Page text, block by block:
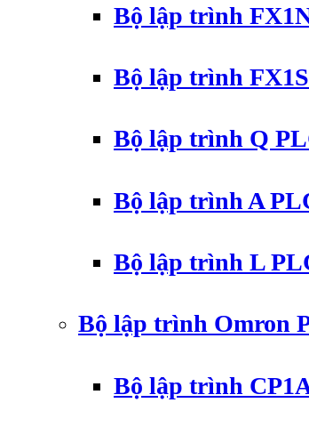
Bộ lập trình
Bộ lập trình
Bộ lập trình Q
Bộ lập trình A
Bộ lập trình L
Bộ lập trình Omron
Bộ lập trình